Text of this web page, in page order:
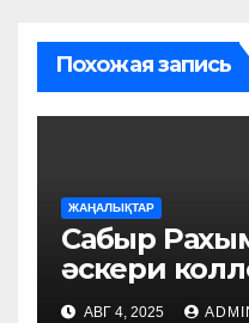
Похожая запись
ЖАҢАЛЫҚТАР
Сабыр
әскери
қабылдау
АВГ 4, 2025